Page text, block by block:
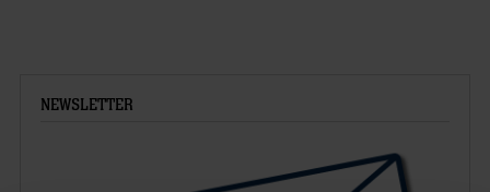
NEWSLETTER